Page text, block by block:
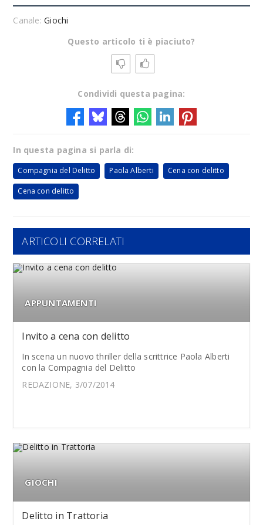
Canale:Giochi
Questo articolo ti è piaciuto?
Condividi questa pagina:
In questa pagina si parla di:
Compagnia del Delitto Paola Alberti Cena con delitto
Cena con delitto
ARTICOLI CORRELATI
APPUNTAMENTI
Invito a cena con delitto
In scena un nuovo thriller della scrittrice Paola Alberti
con la Compagnia del Delitto
REDAZIONE, 3/07/2014
GIOCHI
Delitto in Trattoria